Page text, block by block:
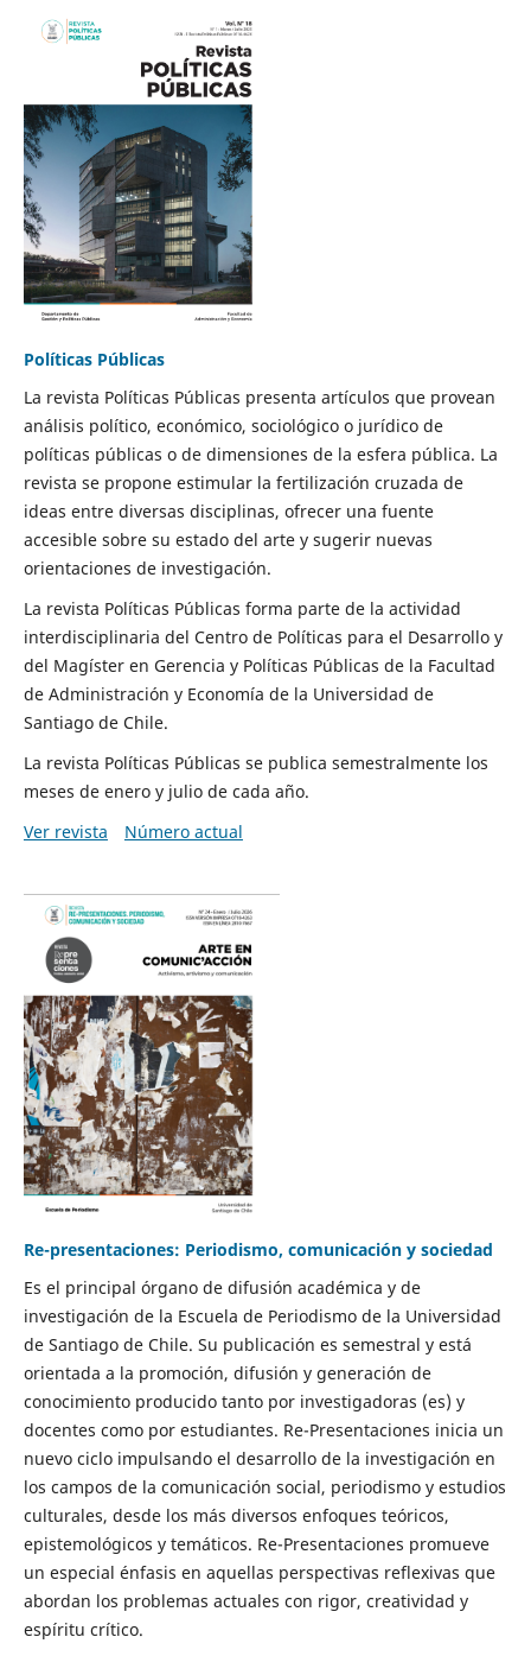
Políticas Públicas
La revista Políticas Públicas presenta artículos que provean
análisis político, económico, sociológico o jurídico de
políticas públicas o de dimensiones de la esfera pública. La
revista se propone estimular la fertilización cruzada de
ideas entre diversas disciplinas, ofrecer una fuente
accesible sobre su estado del arte y sugerir nuevas
orientaciones de investigación.
La revista Políticas Públicas forma parte de la actividad
interdisciplinaria del Centro de Políticas para el Desarrollo y
del Magíster en Gerencia y Políticas Públicas de la Facultad
de Administración y Economía de la Universidad de
Santiago de Chile.
La revista Políticas Públicas se publica semestralmente los
meses de enero y julio de cada año.
Ver revista
Número actual
Re-presentaciones: Periodismo, comunicación y sociedad
Es el principal órgano de difusión académica y de
investigación de la Escuela de Periodismo de la Universidad
de Santiago de Chile. Su publicación es semestral y está
orientada a la promoción, difusión y generación de
conocimiento producido tanto por investigadoras (es) y
docentes como por estudiantes. Re-Presentaciones inicia un
nuevo ciclo impulsando el desarrollo de la investigación en
los campos de la comunicación social, periodismo y estudios
culturales, desde los más diversos enfoques teóricos,
epistemológicos y temáticos. Re-Presentaciones promueve
un especial énfasis en aquellas perspectivas reflexivas que
abordan los problemas actuales con rigor, creatividad y
espíritu crítico.